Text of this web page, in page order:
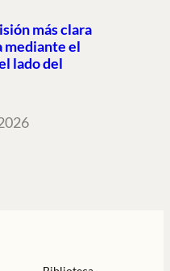
más clara
mediante el
lado del